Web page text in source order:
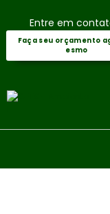
Entre em
Faça seu orçamento
esmo